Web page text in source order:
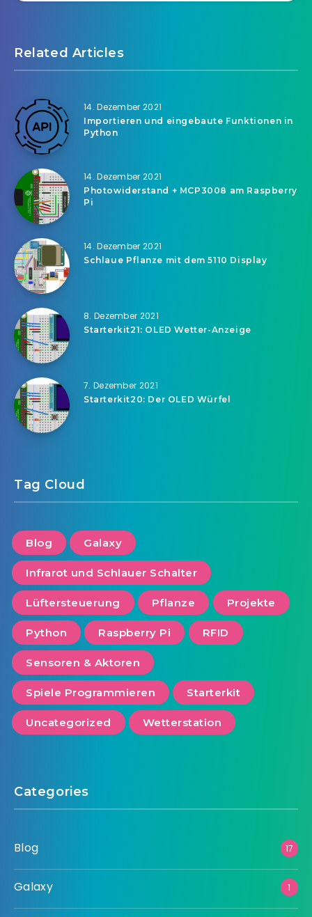
Related Articles
14. Dezember 2021
Importieren und eingebaute Funktionen in
Python
14. Dezember 2021
Photowiderstand + MCP3008 am Raspberry
Pi
14. Dezember 2021
Schlaue Pflanze mit dem 5110 Display
8. Dezember 2021
Starterkit21: OLED Wetter-Anzeige
7. Dezember 2021
Starterkit20: Der OLED Würfel
Tag Cloud
Blog Galaxy
Infrarot und Schlauer Schalter
Lüftersteuerung Pflanze Projekte
Python Raspberry Pi RFID
Sensoren & Aktoren
Spiele Programmieren Starterkit
Uncategorized Wetterstation
Categories
Blog 17
Galaxy 1